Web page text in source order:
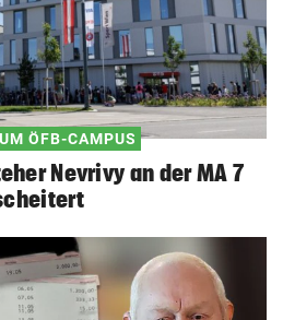
ÖFB-CAMPUS
Nevrivy an der MA 7